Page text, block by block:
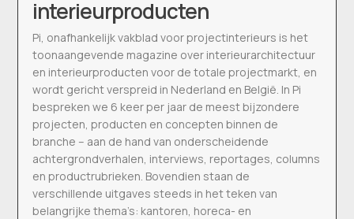
interieurproducten
Pi, onafhankelijk vakblad voor projectinterieurs is het
toonaangevende magazine over interieurarchitectuur
en interieurproducten voor de totale projectmarkt, en
wordt gericht verspreid in Nederland en België. In Pi
bespreken we 6 keer per jaar de meest bijzondere
projecten, producten en concepten binnen de
branche – aan de hand van onderscheidende
achtergrondverhalen, interviews, reportages, columns
en productrubrieken. Bovendien staan de
verschillende uitgaves steeds in het teken van
belangrijke thema’s: kantoren, horeca- en